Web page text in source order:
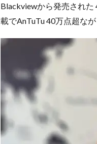
Blackviewから発売された
載でAnTuTu 40万点超な